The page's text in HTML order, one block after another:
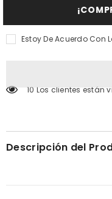
100ML
Estoy De Acuerdo Con
10 Los clientes están
Descripción del